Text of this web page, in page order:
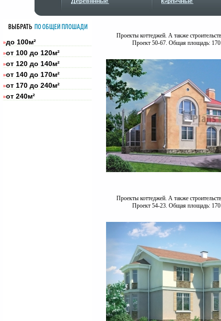
»до 100м²
»от 100 до 120м²
»от 120 до 140м²
»от 140 до 170м²
»от 170 до 240м²
»от 240м²
Проекты коттеджей. А также
Проект 50-67. Общая площадь:
Проекты коттеджей. А также
Проект 54-23. Общая площадь: